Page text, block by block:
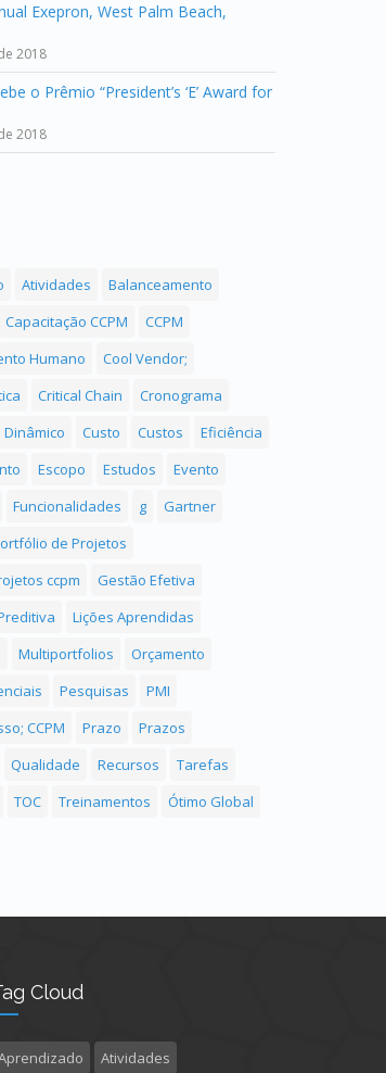
Exepron, West Palm Beach,
2018
o Prêmio “President’s ‘E’ Award for
2018
Atividades
Balanceamento
Capacitação CCPM
CCPM
Humano
Cool Vendor;
Critical Chain
Cronograma
Custo Custos
Eficiência
Escopo Estudos
Evento
Funcionalidades g
Gartner
de Projetos
ccpm
Gestão Efetiva
Lições Aprendidas
Multiportfolios
Orçamento
Pesquisas
PMI
CCPM
Prazo
Prazos
Qualidade Recursos
Tarefas
TOC Treinamentos Ótimo Global
Cloud
Atividades